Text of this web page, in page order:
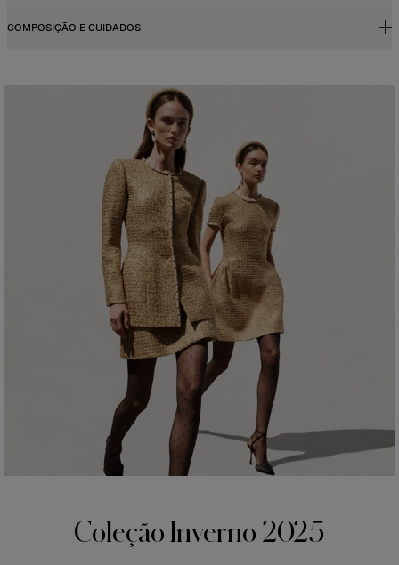
Corte regular
A modelo mede 176 cm/5’9” e veste tamanho 2 US
COMPOSIÇÃO E CUIDADOS
Instruções de lavagem
Coleção Inverno 2025